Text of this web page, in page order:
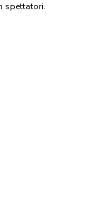
spettatori.